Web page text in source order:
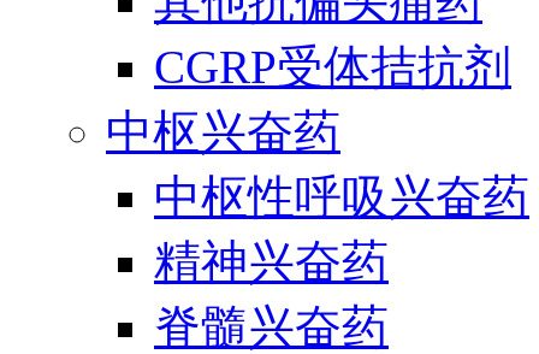
CGRP受体拮抗剂
中枢兴奋药
中枢性呼吸兴奋药
精神兴奋药
脊髓兴奋药